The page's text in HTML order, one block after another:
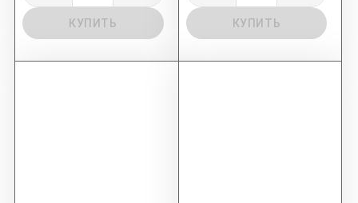
КУПИТЬ КУПИТЬ